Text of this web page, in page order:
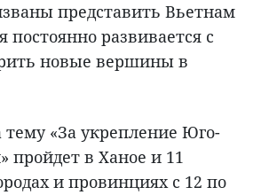
представить Вьетнам
постоянно развивается с
новые вершины в
тему «За укрепление Юго-
пройдет в Ханое и 11
и провинциях с 12 по